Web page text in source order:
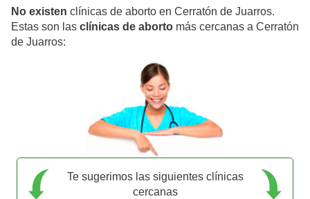
No existen clínicas de aborto en Cerratón de Juarros.
Estas son las clínicas de aborto más cercanas a Cerratón
de Juarros:
Te sugerimos las siguientes clínicas
cercanas